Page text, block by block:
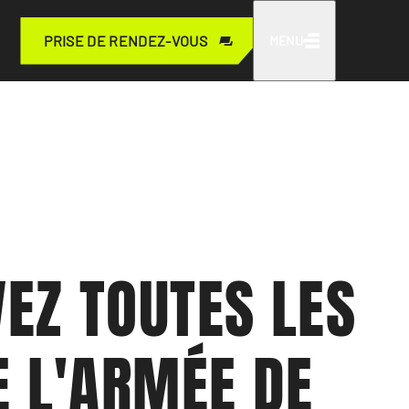
PRISE DE RENDEZ-VOUS
TOUTES LES
L'ARMÉE DE